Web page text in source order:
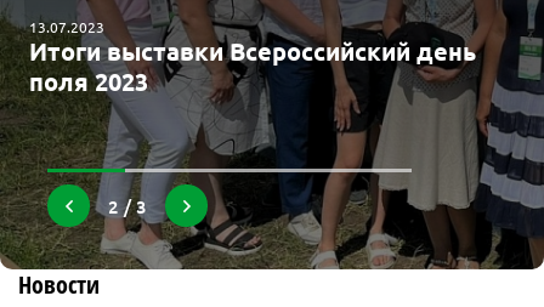
13.07.2023
Итоги выставки Всероссийский день
поля 2023
2 / 3
Новости